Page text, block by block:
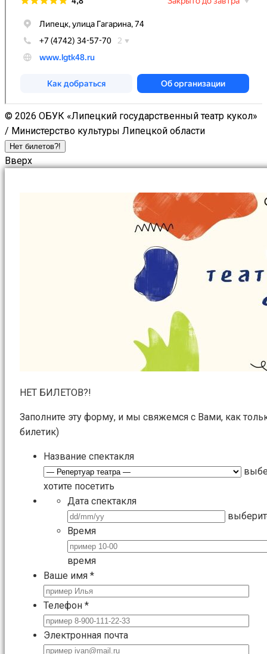
© 2026 ОБУК «Липецкий государственный театр кукол»
/ Министерство культуры Липецкой области
Нет билетов?!
Вверх
НЕТ БИЛЕТОВ?!
Заполните эту форму, и мы свяжемся с Вами, как
билетик)
Название спектакля
хотите посетить
Дата спектакля
Время
время
Ваше имя *
Телефон *
Электронная почта